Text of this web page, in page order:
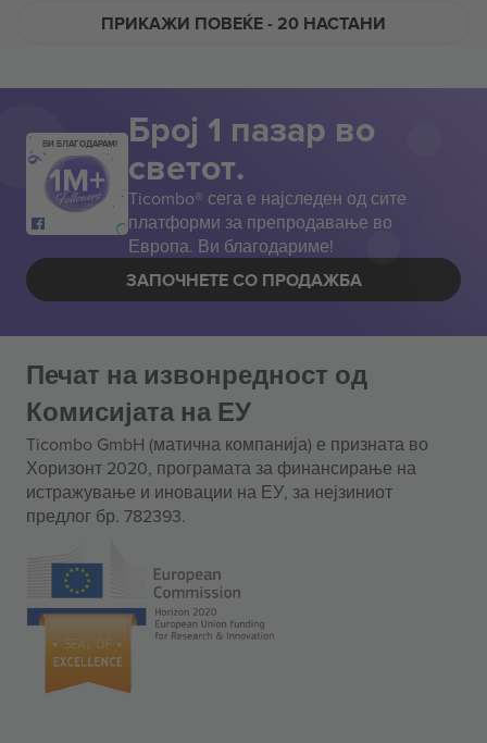
ПРИКАЖИ ПОВЕЌЕ- 20 НАСТАНИ
ВИ БЛАГОДАРАМ! Број 1 пазар во
светот.
Ticombo® сега е најследен од сите
платформи за препродавање во
Европа. Ви благодариме!
ЗАПОЧНЕТЕ СО ПРОДАЖБА
Печат на извонредност од
Комисијата на ЕУ
Ticombo GmbH (матична компанија) е призната во
Хоризонт 2020, програмата за финансирање на
истражување и иновации на ЕУ, за нејзиниот
предлог бр. 782393.